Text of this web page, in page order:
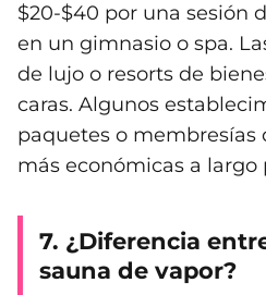
$20-$40 por una sesión
en un gimnasio o spa.
de lujo o resorts de
caras. Algunos
paquetes o membresías
más económicas a largo
7. ¿Diferencia
sauna de vapor?